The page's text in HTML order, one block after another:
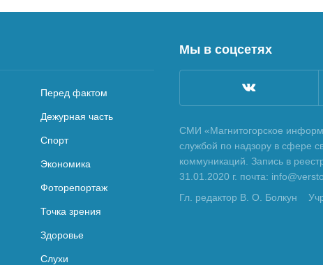
Перед фактом
Дежурная часть
Спорт
Экономика
Фоторепортаж
Точка зрения
Здоровье
Слухи
Мы в соцсетях
СМИ «Магнитогорское
службой по надзору в сфере
коммуникаций. Запись в
31.01.2020 г. почта:
Гл. редактор В. О. Болкун